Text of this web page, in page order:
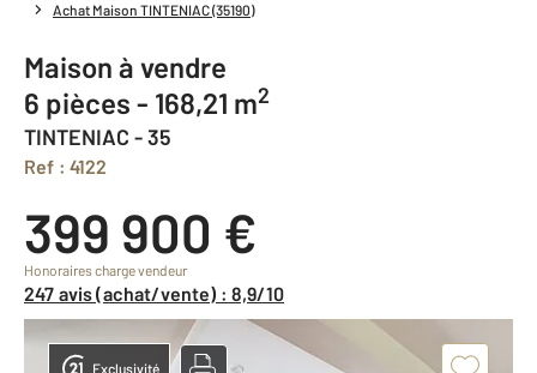
Achat Maison TINTENIAC (35190)
Maison à vendre
6 pièces - 168,21 m2
TINTENIAC - 35
Ref : 4122
399 900 €
Honoraires charge vendeur
247 avis (achat/vente) : 8,9/10
Exclusivité